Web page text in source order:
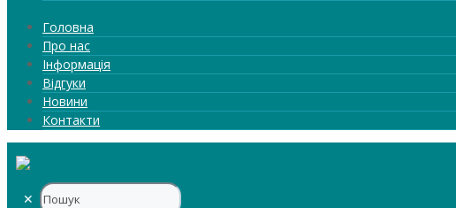
Головна
Про нас
Інформація
Відгуки
Новини
Контакти
✕